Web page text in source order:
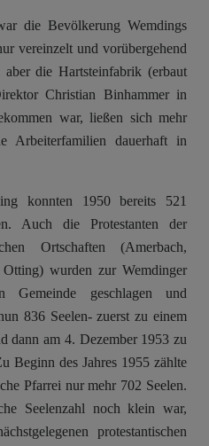
die Bevölkerung Wemdings
vereinzelt und vorübergehend
aber die Hartsteinfabrik (erbaut
Christian Binhammer in
war, ließen sich mehr
Arbeiterfamilien dauerhaft in
konnten 1950 bereits 521
Auch die Protestanten der
Ortschaften (Amerbach,
wurden zur Wemdinger
Gemeinde geschlagen und
836 Seelen- zuerst zu einem
dann am 4. Dezember 1953 zu
Beginn des Jahres 1955 zählte
Pfarrei nur mehr 702 Seelen.
Seelenzahl noch klein war,
protestantischen